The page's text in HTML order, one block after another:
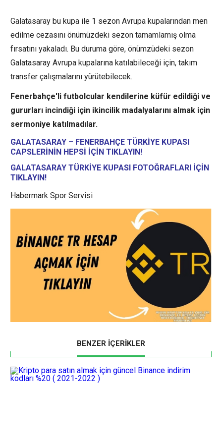
Galatasaray bu kupa ile 1 sezon Avrupa kupalarından men
edilme cezasını önümüzdeki sezon tamamlamış olma
fırsatını yakaladı. Bu duruma göre, önümzüdeki sezon
Galatasaray Avrupa kupalarına katılabileceği için, takım
transfer çalışmalarını yürütebilecek.
Fenerbahçe'li futbolcular kendilerine küfür edildiği ve
gururları incindiği için ikincilik madalyalarını almak için
sermoniye katılmadılar.
GALATASARAY – FENERBAHÇE TÜRKİYE KUPASI
CAPSLERİNİN HEPSİ İÇİN TIKLAYIN!
GALATASARAY TÜRKİYE KUPASI FOTOĞRAFLARI İÇİN
TIKLAYIN!
Habermark Spor Servisi
BENZER İÇERİKLER